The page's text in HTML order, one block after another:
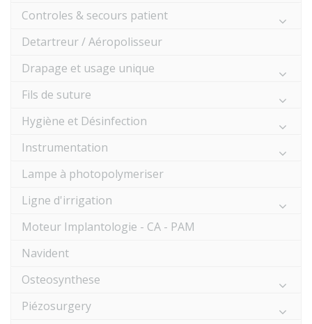
Controles & secours patient
Detartreur / Aéropolisseur
Drapage et usage unique
Fils de suture
Hygiène et Désinfection
Instrumentation
Lampe à photopolymeriser
Ligne d'irrigation
Moteur Implantologie - CA - PAM
Navident
Osteosynthese
Piézosurgery